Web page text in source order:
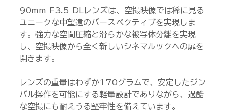
90mm F3.5 DLレンズは、空撮映像では稀に見る
ユニークな中望遠のパースペクティブを実現しま
す。強力な空間圧縮と滑らかな被写体分離を実現
し、空撮映像から全く新しいシネマルックへの扉を
開きます。
レンズの重量はわずか170グラムで、安定したジン
バル操作を可能にする軽量設計でありながら、過酷
な空撮にも耐えうる堅牢性を備えています。